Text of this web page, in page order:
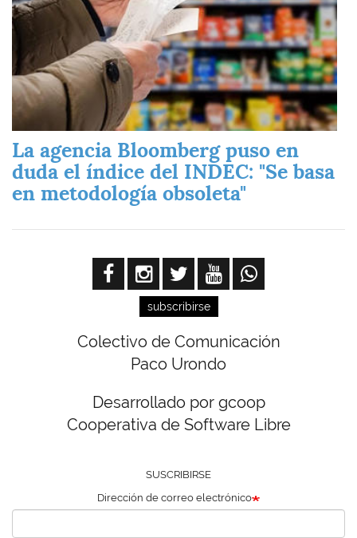
La agencia Bloomberg puso en
duda el índice del INDEC: "Se basa
en metodología obsoleta"
subscribirse
Colectivo de Comunicación
Paco Urondo
Desarrollado por gcoop
Cooperativa de Software Libre
SUSCRIBIRSE
Dirección de correo electrónico